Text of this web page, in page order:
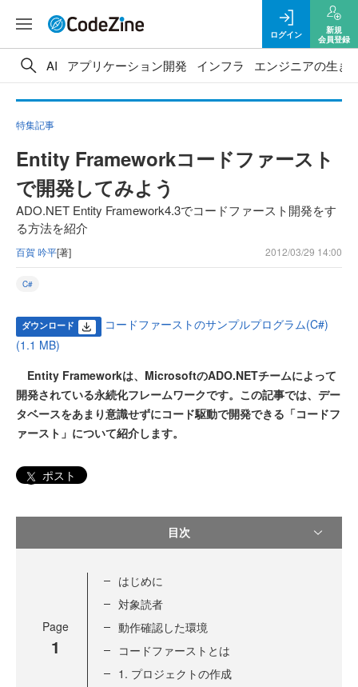
ログイン
新規
会員登録
AI アプリケーション開発 インフラ エンジニアの生き
特集記事
Entity Frameworkコードファースト
で開発してみよう
ADO.NET Entity Framework4.3でコードファースト開発をす
る方法を紹介
百賀 吟平[著] 2012/03/29 14:00
C#
ダウンロード
コードファーストのサンプルプログラム(C#)
(1.1 MB)
Entity Frameworkは、MicrosoftのADO.NETチームによって
開発されている永続化フレームワークです。この記事では、デー
タベースをあまり意識せずにコード駆動で開発できる「コードフ
ァースト」について紹介します。
ポスト
目次
Page
1
はじめに
対象読者
動作確認した環境
コードファーストとは
1. プロジェクトの作成